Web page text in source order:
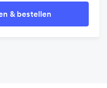
& bestellen